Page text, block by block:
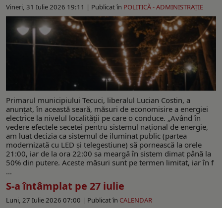
Vineri, 31 Iulie 2026 19:11 | Publicat în POLITICĂ - ADMINISTRAŢIE
Primarul municipiului Tecuci, liberalul Lucian Costin, a
anunţat, în această seară, măsuri de economisire a energiei
electrice la nivelul localităţii pe care o conduce. „Având în
vedere efectele secetei pentru sistemul național de energie,
am luat decizia ca sistemul de iluminat public (partea
modernizată cu LED și telegestiune) să pornească la orele
21:00, iar de la ora 22:00 sa meargă în sistem dimat până la
50% din putere. Aceste măsuri sunt pe termen limitat, iar în f
...
S-a întâmplat pe 27 iulie
Luni, 27 Iulie 2026 07:00 | Publicat în CALENDAR